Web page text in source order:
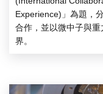
Experience)」為題，
合作，並以微中子與
界。